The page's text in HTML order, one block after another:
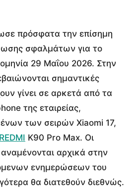
πρόσφατα την επίσημη
σφαλμάτων για το
29 Μαΐου 2026. Στην
σημαντικές
γίνει σε αρκετά από τα
της εταιρείας,
των σειρών Xiaomi 17,
REDMI K90 Pro Max. Οι
αρχικά στην
ενημερώσεων του
θα διατεθούν διεθνώς.